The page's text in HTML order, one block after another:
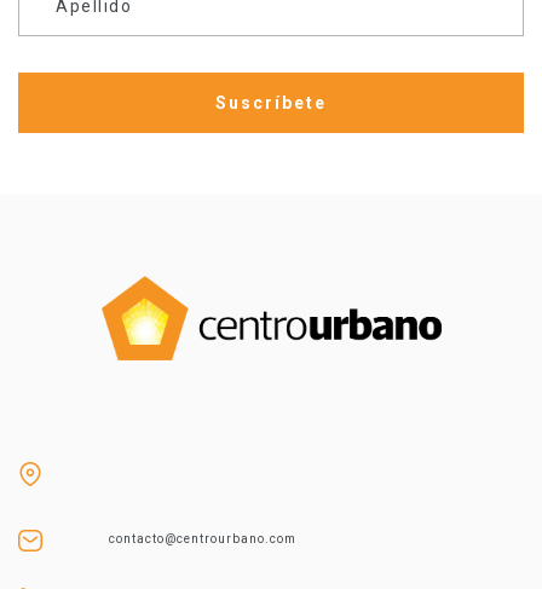
Apellido
contacto@centrourbano.com